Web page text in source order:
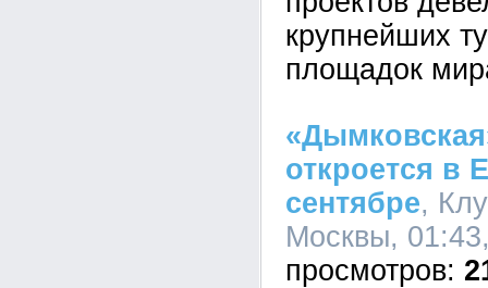
крупнейших
площадок
откроется в
сентябре,
Москвы,